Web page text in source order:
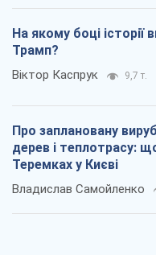
На якому боці
Трамп?
Віктор Каспрук 9,7 т.
Про заплановану
дерев і теплотрасу:
Теремках у Києві
Владислав Самойленко